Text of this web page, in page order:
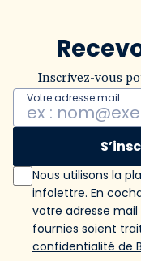
Inscrivez-vous
Votre adresse mail
Nous utilisons la
infolettre. En
votre adresse
fournies soient
confidentialité de